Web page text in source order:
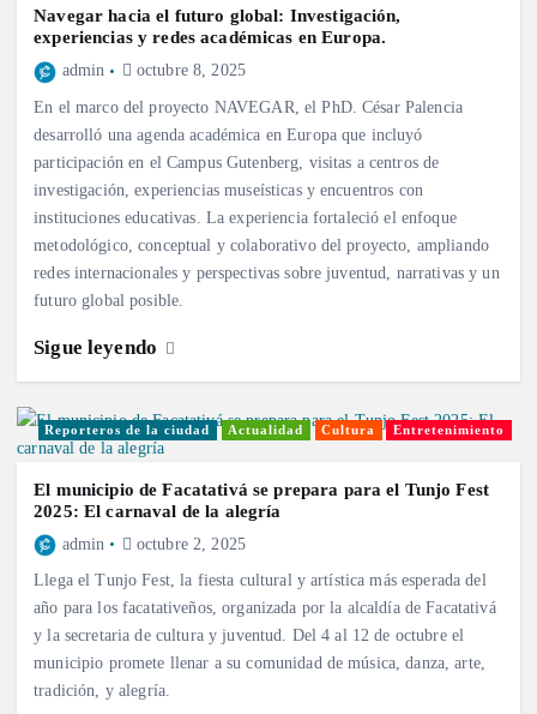
Navegar hacia el futuro global: Investigación,
experiencias y redes académicas en Europa.
admin octubre 8, 2025
En el marco del proyecto NAVEGAR, el PhD. César Palencia
desarrolló una agenda académica en Europa que incluyó
participación en el Campus Gutenberg, visitas a centros de
investigación, experiencias museísticas y encuentros con
instituciones educativas. La experiencia fortaleció el enfoque
metodológico, conceptual y colaborativo del proyecto, ampliando
redes internacionales y perspectivas sobre juventud, narrativas y un
futuro global posible.
Sigue leyendo
Reporteros de la ciudad Actualidad Cultura Entretenimiento
El municipio de Facatativá se prepara para el Tunjo Fest
2025: El carnaval de la alegría
admin octubre 2, 2025
Llega el Tunjo Fest, la fiesta cultural y artística más esperada del
año para los facatativeños, organizada por la alcaldía de Facatativá
y la secretaria de cultura y juventud. Del 4 al 12 de octubre el
municipio promete llenar a su comunidad de música, danza, arte,
tradición, y alegría.